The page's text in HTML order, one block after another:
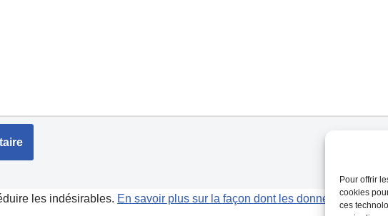
Pour offrir
cookies
ces
les indésirables. En savoir plus sur la façon dont les données de vos